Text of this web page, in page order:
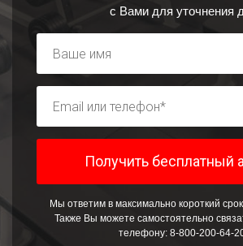
с Вами для уточнения
Мы ответим в максимально короткий
Также Вы можете самостоятельно
телефону: 8-800-200-64-